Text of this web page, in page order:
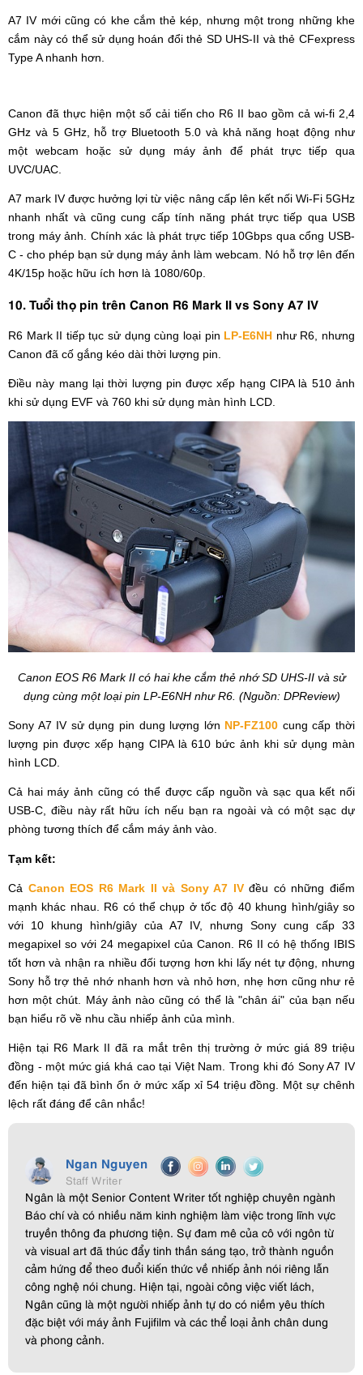
A7 IV mới cũng có khe cắm thẻ kép, nhưng một trong những khe
cắm này có thể sử dụng hoán đổi thẻ SD UHS-II và thẻ CFexpress
Type A nhanh hơn.
Canon đã thực hiện một số cải tiến cho R6 II bao gồm cả wi-fi 2,4
GHz và 5 GHz, hỗ trợ Bluetooth 5.0 và khả năng hoạt động như
một webcam hoặc sử dụng máy ảnh để phát trực tiếp qua
UVC/UAC.
A7 mark IV được hưởng lợi từ việc nâng cấp lên kết nối Wi-Fi 5GHz
nhanh nhất và cũng cung cấp tính năng phát trực tiếp qua USB
trong máy ảnh. Chính xác là phát trực tiếp 10Gbps qua cổng USB-
C - cho phép bạn sử dụng máy ảnh làm webcam. Nó hỗ trợ lên đến
4K/15p hoặc hữu ích hơn là 1080/60p.
10. Tuổi thọ pin trên Canon R6 Mark II vs Sony A7 IV
R6 Mark II tiếp tục sử dụng cùng loại pin LP-E6NH như R6, nhưng
Canon đã cố gắng kéo dài thời lượng pin.
Điều này mang lại thời lượng pin được xếp hạng CIPA là 510 ảnh
khi sử dụng EVF và 760 khi sử dụng màn hình LCD.
Canon EOS R6 Mark II có hai khe cắm thẻ nhớ SD UHS-II và sử
dụng cùng một loại pin LP-E6NH như R6. (Nguồn: DPReview)
Sony A7 IV sử dụng pin dung lượng lớn NP-FZ100 cung cấp thời
lượng pin được xếp hạng CIPA là 610 bức ảnh khi sử dụng màn
hình LCD.
Cả hai máy ảnh cũng có thể được cấp nguồn và sạc qua kết nối
USB-C, điều này rất hữu ích nếu bạn ra ngoài và có một sạc dự
phòng tương thích để cắm máy ảnh vào.
Tạm kết:
Cả Canon EOS R6 Mark II và Sony A7 IVđều có những điểm
mạnh khác nhau. R6 có thể chụp ở tốc độ 40 khung hình/giây so
với 10 khung hình/giây của A7 IV, nhưng Sony cung cấp 33
megapixel so với 24 megapixel của Canon. R6 II có hệ thống IBIS
tốt hơn và nhận ra nhiều đối tượng hơn khi lấy nét tự động, nhưng
Sony hỗ trợ thẻ nhớ nhanh hơn và nhỏ hơn, nhẹ hơn cũng như rẻ
hơn một chút. Máy ảnh nào cũng có thể là "chân ái" của bạn nếu
bạn hiểu rõ về nhu cầu nhiếp ảnh của mình.
Hiện tại R6 Mark II đã ra mắt trên thị trường ở mức giá 89 triệu
đồng - một mức giá khá cao tại Việt Nam. Trong khi đó Sony A7 IV
đến hiện tại đã bình ổn ở mức xấp xỉ 54 triệu đồng. Một sự chênh
lệch rất đáng để cân nhắc!
Ngan Nguyen
Staff Writer
Ngân là một Senior Content Writer tốt nghiệp chuyên ngành
Báo chí và có nhiều năm kinh nghiệm làm việc trong lĩnh vực
truyền thông đa phương tiện. Sự đam mê của cô với ngôn từ
và visual art đã thúc đẩy tinh thần sáng tạo, trở thành nguồn
cảm hứng để theo đuổi kiến thức về nhiếp ảnh nói riêng lẫn
công nghệ nói chung. Hiện tại, ngoài công việc viết lách,
Ngân cũng là một người nhiếp ảnh tự do có niềm yêu thích
đặc biệt với máy ảnh Fujifilm và các thể loại ảnh chân dung
và phong cảnh.